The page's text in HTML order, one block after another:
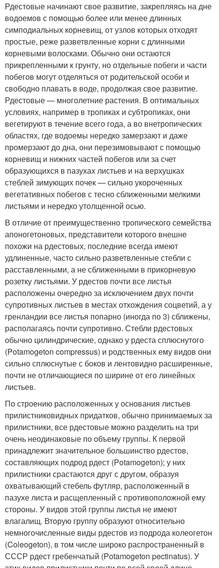
Рдестовые начинают свое развитие, закрепляясь на дне
водоемов с помощью более или менее длинных
симподиальных корневищ, от узлов которых отходят
простые, реже разветвленные корни с длинными
корневыми волосками. Обычно они остаются
прикрепленными к грунту, но отдельные побеги и части
побегов могут отделяться от родительской особи и
свободно плавать в воде, продолжая свое развитие.
Рдестовые — многолетние растения. В оптимальных
условиях, например в тропиках и субтропиках, они
вегетируют в течение всего года, а во внетропических
областях, где водоемы нередко замерзают и даже
промерзают до дна, они перезимовывают с помощью
корневищ и нижних частей побегов или за счет
образующихся в пазухах листьев и на верхушках
стеблей зимующих почек — сильно укороченных
вегетативных побегов с тесно сближенными мелкими
листьями и нередко утолщенной осью.
В отличие от преимущественно тропического семейства
апоногетоновых, представители которого внешне
похожи на рдестовых, последние всегда имеют
удлиненные, часто сильно разветвленные стебли с
расставленными, а не сближенными в прикорневую
розетку листьями. У рдестов почти все листья
расположены очередно за исключением двух почти
супротивных листьев в местах отхождения соцветий, а у
гренландии все листья попарно (иногда по 3) сближены,
располагаясь почти супротивно. Стебли рдестовых
обычно цилиндрические, однако у рдеста сплюснутого
(Potamogeton compressus) и родственных ему видов они
сильно сплюснутые с боков и лентовидно расширенные,
почти не отличающиеся по ширине от его линейных
листьев.
По строению расположенных у основания листьев
прилистниковидных придатков, обычно принимаемых за
прилистники, все рдестовые можно разделить на три
очень неодинаковые по объему группы. К первой
принадлежит значительное большинство рдестов,
составляющих подрод рдест (Potamogeton); у них
прилистники срастаются друг с другом, образуя
охватывающий стебель футляр, расположенный в
пазухе листа и расщепленный с противоположной ему
стороны. У видов этой группы листья не имеют
влагалищ. Вторую группу образуют относительно
немногочисленные виды рдестов из подрода колеогетон
(Coleogeton), в том числе широко распространенный в
СССР рдест гребенчатый (Potamogeton pectinatus). У